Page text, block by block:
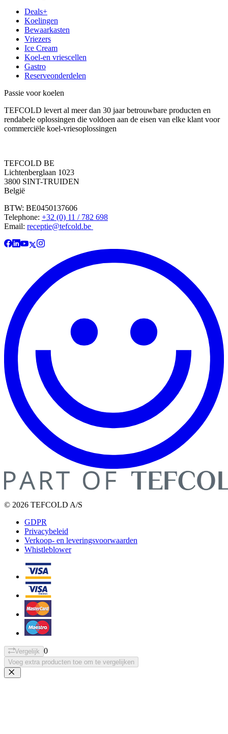
Deals+
Koelingen
Bewaarkasten
Vriezers
Ice Cream
Koel-en vriescellen
Gastro
Reserveonderdelen
Passie voor koelen
TEFCOLD levert al meer dan 30 jaar betrouwbare producten en
rendabele oplossingen die voldoen aan de eisen van elke klant voor
commerciële koel-vriesoplossingen
TEFCOLD BE
Lichtenberglaan 1023
3800 SINT-TRUIDEN
België
BTW: BE0450137606
Telephone: +32 (0) 11 / 782 698
Email: receptie@tefcold.be
© 2026 TEFCOLD A/S
GDPR
Privacybeleid
Verkoop- en leveringsvoorwaarden
Whistleblower
Vergelijk 0
Voeg extra producten toe om te vergelijken